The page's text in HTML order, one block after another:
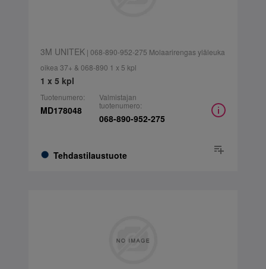
3M UNITEK| 068-890-952-275 Molaarirengas yläleuka
oikea 37+ & 068-890 1 x 5 kpl
1 x 5 kpl
Tuotenumero:
MD178048
Tehdastilaustuote
Valmistajan
tuotenumero:
068-890-952-275